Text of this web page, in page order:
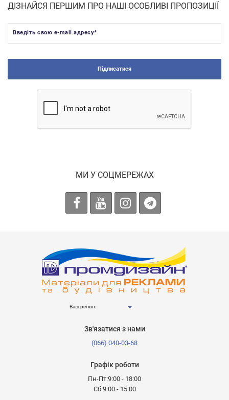
ДІЗНАЙСЯ ПЕРШИМ ПРО НАШІ ОСОБЛИВІ ПРОПОЗИЦІЇ
Введіть свою e-mail адресу*
Підписатися
МИ У СОЦМЕРЕЖАХ
Ваш регіон:
Зв'язатися з нами
(066) 040-03-68
Графік роботи
Пн-Пт:9:00 - 18:00
Сб:9:00 - 15:00